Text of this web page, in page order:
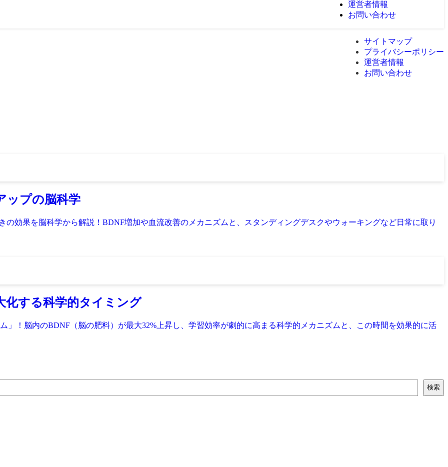
運営者情報
お問い合わせ
サイトマップ
プライバシーポリシー
運営者情報
お問い合わせ
ップの脳科学
の効果を脳科学から解説！BDNF増加や血流改善のメカニズムと、スタンディングデスクやウォーキングなど日常に取り
化する科学的タイミング
」！脳内のBDNF（脳の肥料）が最大32%上昇し、学習効率が劇的に高まる科学的メカニズムと、この時間を効果的に活
検索